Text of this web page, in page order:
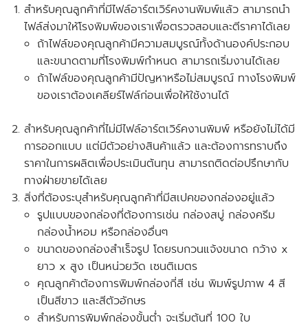
สำหรับคุณลูกค้าที่มีไฟล์อาร์ตเวิร์คงานพิมพ์แล้ว สามารถนำ
ไฟล์ส่งมาให้โรงพิมพ์ของเราเพื่อตรวจสอบและตีราคาได้เลย
ถ้าไฟล์ของคุณลูกค้ามีความสมบูรณ์ทั้งด้านองค์ประกอบ
และขนาดตามที่โรงพิมพ์กำหนด สามารถเริ่มงานได้เลย
ถ้าไฟล์ของคุณลูกค้ามีปัญหาหรือไม่สมบูรณ์ ทางโรงพิมพ์
ของเราต้องเคลียร์ไฟล์ก่อนเพื่อให้ใช้งานได้
สำหรับคุณลูกค้าที่ไม่มีไฟล์อาร์ตเวิร์คงานพิมพ์ หรือยังไม่ได้มี
การออกแบบ แต่มีตัวอย่างสินค้าแล้ว และต้องการทราบถึง
ราคาในการผลิตเพื่อประเมินต้นทุน สามารถติดต่อปรึกษากับ
ทางฝ่ายขายได้เลย
สิ่งที่ต้องระบุสำหรับคุณลูกค้าที่มีสเปคของกล่องอยู่แล้ว
รูปแบบของกล่องที่ต้องการเช่น กล่องสบู่ กล่องครีม
กล่องน้ำหอม หรือกล่องอื่นๆ
ขนาดของกล่องสำเร็จรูป โดยรบกวนแจ้งขนาด กว้าง x
ยาว x สูง เป็นหน่วยวัด เซนติเมตร
คุณลูกค้าต้องการพิมพ์กล่องกี่สี เช่น พิมพ์รูปภาพ 4 สี
เป็นสีขาว และสีตัวอักษร
สำหรับการพิมพ์กล่องขั้นต่ำ จะเริ่มต้นที่ 100 ใบ